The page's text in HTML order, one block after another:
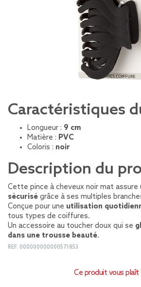
Caractéristiques
Longueur : 9 cm
Matière : PVC
Coloris : noir
Description du
Cette pince à cheveux noir mat assure
sécurisé grâce à ses multiples
Conçue pour une utilisation
tous types de coiffures.
Un accessoire au toucher doux qui se
dans une trousse beauté.
REF. 000000000000571853
Ce produit vous plaît